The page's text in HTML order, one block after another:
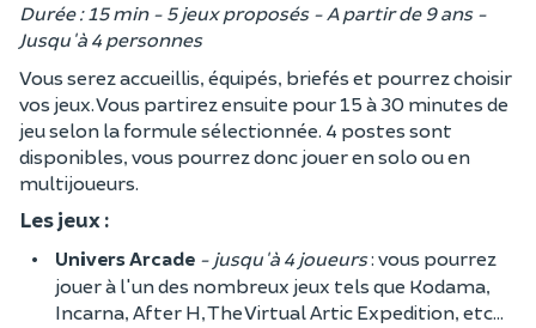
Durée : 15 min - 5 jeux proposés - A partir de 9 ans -
Jusqu'à 4 personnes
Vous serez accueillis, équipés, briefés et pourrez choisir
vos jeux. Vous partirez ensuite pour 15 à 30 minutes de
jeu selon la formule sélectionnée. 4 postes sont
disponibles, vous pourrez donc jouer en solo ou en
multijoueurs.
Les jeux :
Univers Arcade - jusqu'à 4 joueurs: vous pourrez
jouer à l'un des nombreux jeux tels que Kodama,
Incarna, After H, The Virtual Artic Expedition, etc...